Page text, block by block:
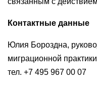
Контактные данные
Юлия Бороздна,
миграционной
тел. +7 495 967 00 07